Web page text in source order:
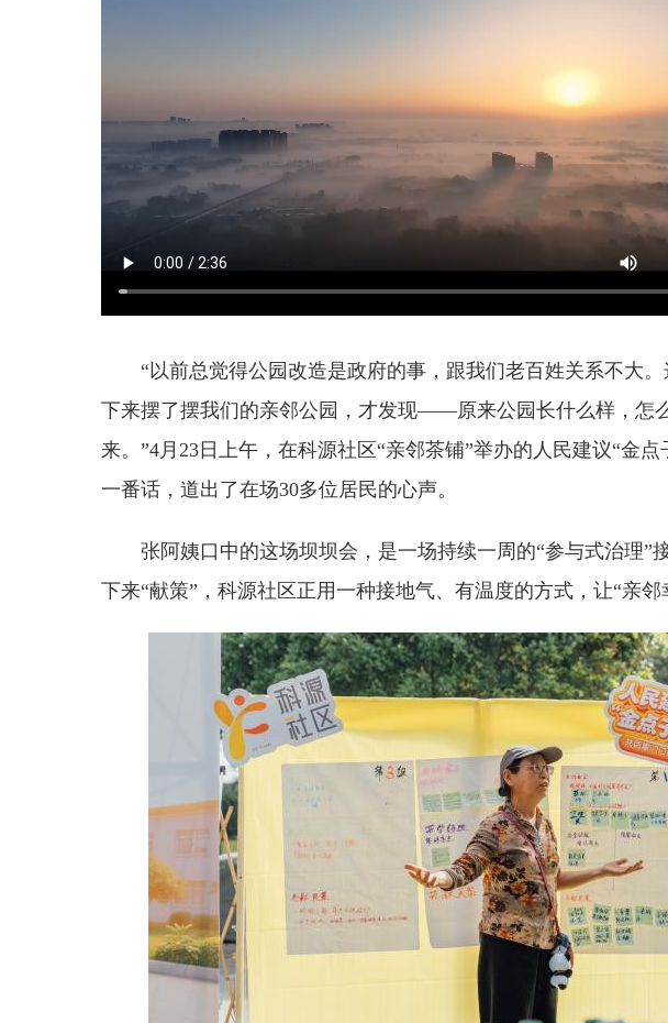
“以前总觉得公园改造是政府的事，跟我们老百姓关系不大
下来摆了摆我们的亲邻公园，才发现——原来公园长什么样，怎
来。”4月23日上午，在科源社区“亲邻茶铺”举办的人民建议“金
一番话，道出了在场30多位居民的心声。
张阿姨口中的这场坝坝会，是一场持续一周的“参与式治理
下来“献策”，科源社区正用一种接地气、有温度的方式，让“亲邻